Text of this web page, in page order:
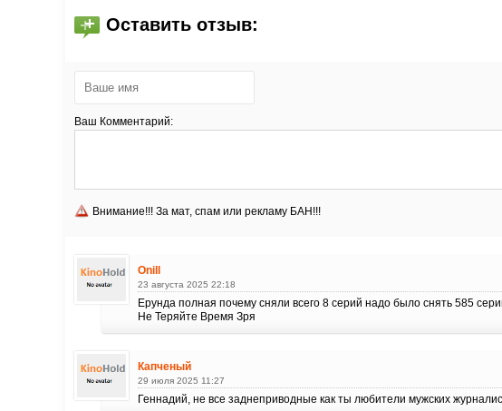
Оставить отзыв:
Ваш Комментарий:
Внимание!!! За мат, спам или рекламу БАН!!!
Onill
23 августа 2025 22:18
Ерунда полная почему сняли всего 8 серий надо было снять 585
Не Теряйте Время Зря
Капченый
29 июля 2025 11:27
Геннадий, не все заднеприводные как ты любители мужских